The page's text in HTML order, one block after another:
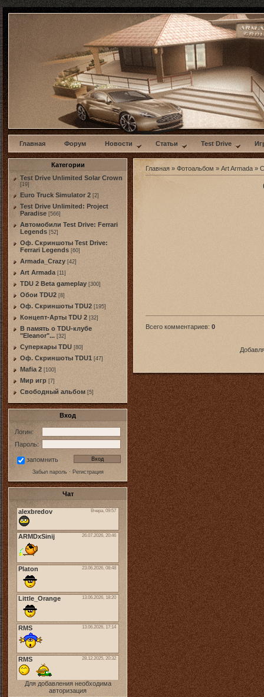
w
Главная Форум Новости Статьи Test Drive
Категории
Test Drive Unlimited Solar Crown
[19]
Euro Truck Simulator 2 [2]
Test Drive Unlimited: Project
Paradise [566]
Автомобили Test Drive: Ferrari
Legends [52]
Оф. Скриншоты Test Drive:
Ferrari Legends [60]
Armada_Crazy [42]
Art Armada [11]
TDU 2 Beta gameplay [300]
Обои TDU2 [8]
Оф. Скриншоты TDU2 [195]
Концепт-Арты TDU 2 [32]
В память о TDU-клубе
"Eleanor"... [32]
Суперкары TDU [80]
Оф. Скриншоты TDU1 [47]
Mafia 2 [100]
Мир игр [7]
Свободный альбом [5]
Вход
Логин:
Пароль:
запомнить
Забыл пароль· Регистрация
Чат
Для добавления необходима
авторизация
Главная » Фотоальбом » Art Armada »
Всего комментариев: 0